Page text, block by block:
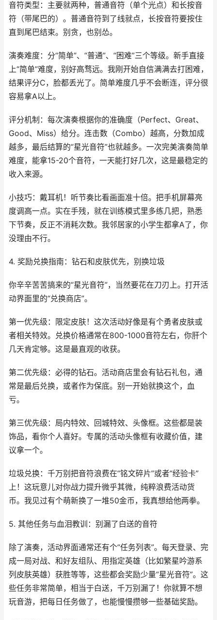
音符类型：主要就两种，普通音符（单个光点）和长按音
符（带尾巴的）。普通音符到了线就点，长按音符要按住
直到尾巴结束。别贪，也别怂。
演奏难度：分“简单”、“普通”、“困难”三个等级。新手直接
上“简单”难度，别好高骛远。我刚开始自信满满去打困难，
结果评分C，脸都丢光了。简单难度几乎不会断连，评分很
容易拿A以上。
评分机制：每次演奏根据你的准确度（Perfect、Great、
Good、Miss）给分。连击数（Combo）越高，分数加成
越多，最后结算的“星光音符”也就越多。一次完美演奏简单
难度，能拿15-20个音符，一天能打好几次，这是最稳定的
收入来源。
小技巧：戴耳机！听节奏比看画面准十倍。把手机屏幕亮
度调高一点。实在手残，就在训练模式里多练几把，熟悉
下节奏，反正不消耗次数。我邻居家的小学生都拿A了，你
没理由不行。
4. 奖励兑换指南：钻石和皮肤优先，别换垃圾
你辛辛苦苦搞来的“星光音符”，当然要花在刀刃上。打开活
动界面里的“兑换商店”。
第一优先级：限定皮肤！这次活动好像是有个勇者皮肤或
者相关特效。兑换价格通常在800-1000音符左右，你肝个
几天肯定够。这是最直观的收获。
第二优先级：必得的钻石。活动商店里会有钻石礼包，通
常是最后兑换，或者作为保底。别一开始就换这个，血
亏。
第三优先级：局内特效、回城特效、头像框。这些都是装
饰品，看你个人喜好。专属的活动头像框有收藏价值，建
议拿一个。
垃圾兑换：千万别把音符浪费在“铭文碎片”或者“经验卡”
上！这玩意儿对你战力提升微乎其微，纯粹浪费活动货
币。我见过有个萌新换了一堆50金币，我真想给他两拳。
5. 其他任务与血泪教训：别漏了白送的音符
除了演奏，活动界面通常还有个“任务列表”。每天登录、完
成一局对战、和好友组队、用指定英雄（比如繁星吟游系
列皮肤英雄）获胜等等，这些都会奖励少量“星光音符”。这
些任务非常简单，相当于白送，千万别漏了！你就算不想
玩音游，把每日任务做了，也能慢慢攒够一些基础奖励。